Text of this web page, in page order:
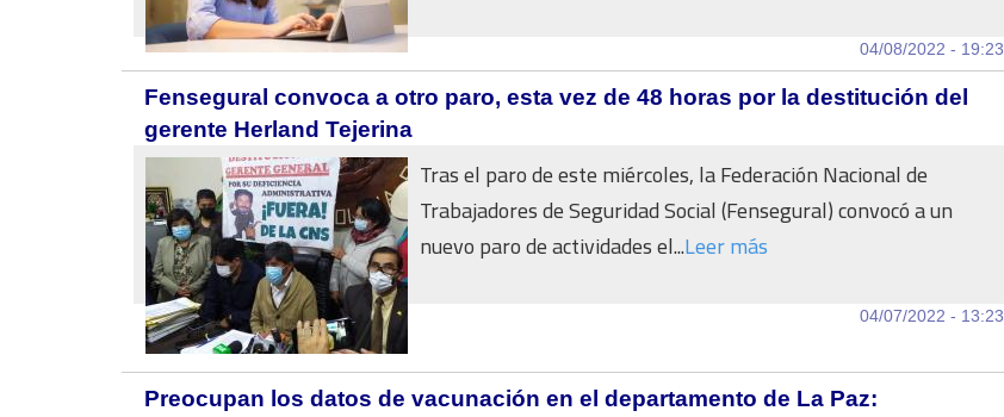
04/08/2022 - 19:23
Fensegural convoca a otro paro, esta vez de 48 horas por la destitución del
gerente Herland Tejerina
Tras el paro de este miércoles, la Federación Nacional de
Trabajadores de Seguridad Social (Fensegural) convocó a un
nuevo paro de actividades el...Leer más
04/07/2022 - 13:23
Preocupan los datos de vacunación en el departamento de La Paz: